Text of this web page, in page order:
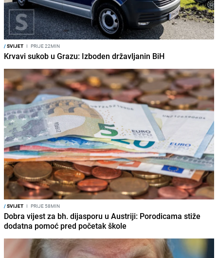
/SVIJET I PRIJE 22MIN
Krvavi sukob u Grazu: Izboden državljanin BiH
/SVIJET I PRIJE 58MIN
Dobra vijest za bh. dijasporu u Austriji: Porodicama stiže
dodatna pomoć pred početak škole